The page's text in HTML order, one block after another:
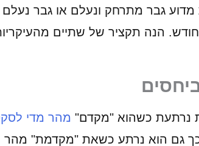
גבר מתרחק ונעלם או גבר נעלם
הנה תקציר של שתיים
נרתעת כשהוא "מקדם" מהר מדי
כך גם הוא נרתע כשאת "מקדמת" מהר